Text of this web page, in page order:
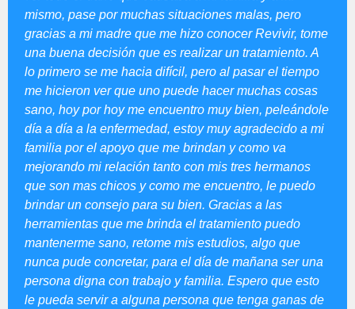
mismo, pase por muchas situaciones malas, pero
gracias a mi madre que me hizo conocer Revivir, tome
una buena decisión que es realizar un tratamiento. A
lo primero se me hacia difícil, pero al pasar el tiempo
me hicieron ver que uno puede hacer muchas cosas
sano, hoy por hoy me encuentro muy bien, peleándole
día a día a la enfermedad, estoy muy agradecido a mi
familia por el apoyo que me brindan y como va
mejorando mi relación tanto con mis tres hermanos
que son mas chicos y como me encuentro, le puedo
brindar un consejo para su bien. Gracias a las
herramientas que me brinda el tratamiento puedo
mantenerme sano, retome mis estudios, algo que
nunca pude concretar, para el día de mañana ser una
persona digna con trabajo y familia. Espero que esto
le pueda servir a alguna persona que tenga ganas de